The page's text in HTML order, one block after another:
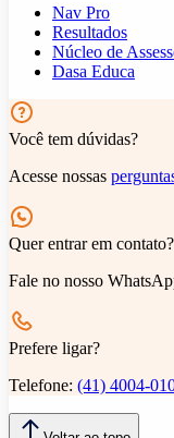
Nav Pro
Resultados
Núcleo de
Dasa Educa
Você tem dúvidas?
Acesse nossas
Quer entrar em contato?
Fale no nosso
Prefere ligar?
Telefone: (41) 4004-